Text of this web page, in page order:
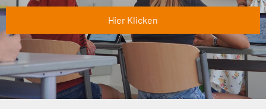
Hier Klicken